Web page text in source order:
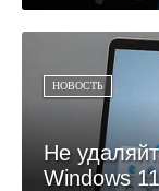
НОВОСТЬ
Не
Windows